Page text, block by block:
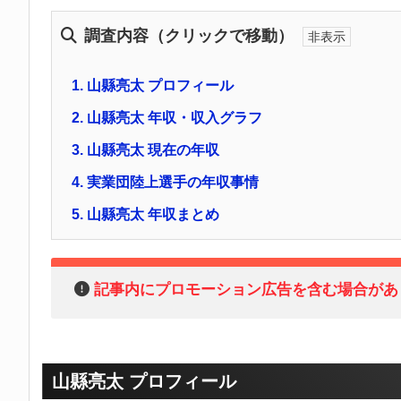
調査内容（クリックで移動）
1. 山縣亮太 プロフィール
2. 山縣亮太 年収・収入グラフ
3. 山縣亮太 現在の年収
4. 実業団陸上選手の年収事情
5. 山縣亮太 年収まとめ
記事内にプロモーション広告を含む場合が
山縣亮太 プロフィール